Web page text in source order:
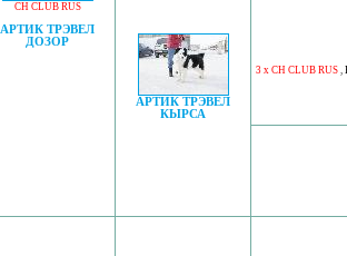
CH CLUB RUS
АРТИК ТРЭВЕЛ
ДОЗОР
АРТИК ТРЭВЕЛ
КЫРСА
3 x CH CLUB RUS,